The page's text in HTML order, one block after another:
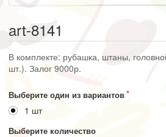
art-8141
В комплекте: рубашка, штаны,
шт.). Залог 9000р.
Выберите один из вариантов
1 шт
Выберите количество